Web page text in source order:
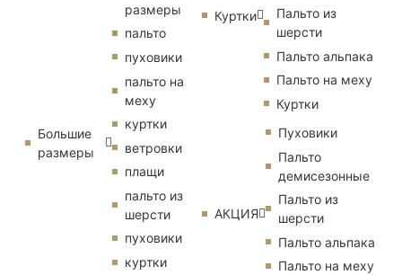
Большие
размеры
размеры
пальто
пуховики
пальто на
меху
куртки
ветровки
плащи
пальто из
шерсти
пуховики
куртки
Куртки
Пальто из
шерсти
Пальто альпака
Пальто на меху
Куртки
АКЦИЯ
Пуховики
Пальто
демисезонные
Пальто из
шерсти
Пальто альпака
Пальто на меху